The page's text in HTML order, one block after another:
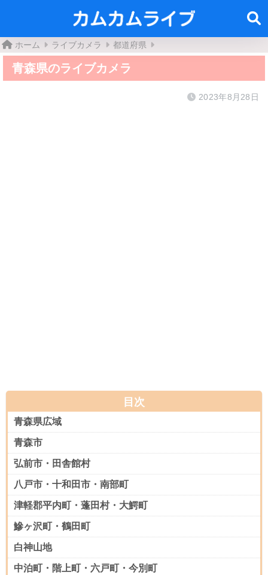
ホーム ライブカメラ 都道府県
青森県のライブカメラ
2023年8月28日
目次
青森県広域
青森市
弘前市・田舎館村
八戸市・十和田市・南部町
津軽郡平内町・蓬田村・大鰐町
鰺ヶ沢町・鶴田町
白神山地
中泊町・階上町・六戸町・今別町